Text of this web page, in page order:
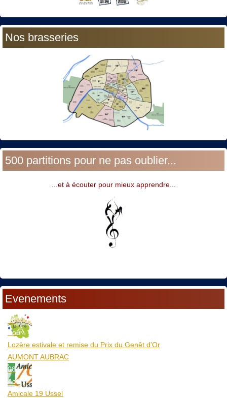
Nos brasseries
500 partitions pour ne pas oublier...
...et à écouter pour mieux apprendre...
Evenements
06
Aoû
Lozère estivale et remise du Prix du Genêt d'Or
AUMONT AUBRAC
08
Aoû
Amicale 19 Ussel